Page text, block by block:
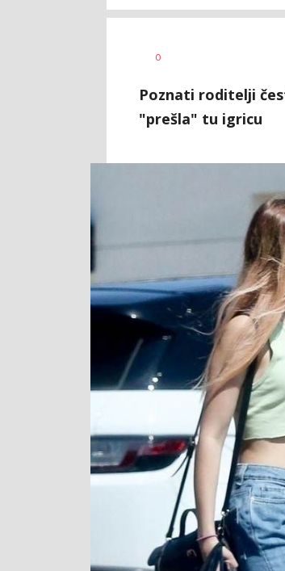
AUTOR
0
Poznati roditelji
"prešla" tu igricu